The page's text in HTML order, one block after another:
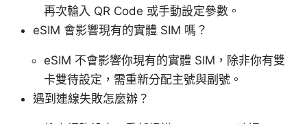
再次輸入 QR Code 或手動設定參數。
eSIM 會影響現有的實體 SIM 嗎？
eSIM 不會影響你現有的實體 SIM，除非你有雙
卡雙待設定，需重新分配主號與副號。
遇到連線失敗怎麼辦？